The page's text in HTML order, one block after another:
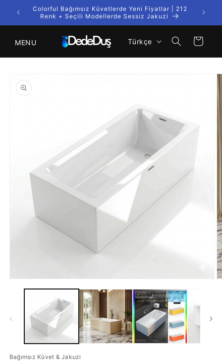
İçeriğe
atla
Colorful Bağımsız Küvetlerde Yeni Fiyatlar | 212
Renk + Seçili Modellerde Sessiz Jakuzi
MENU
DTürkçe Sepet
bilgisine
atla
Bağımsız Küvet & Jakuzi